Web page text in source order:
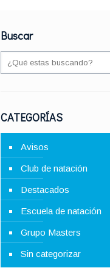
Buscar
CATEGORÍAS
Avisos
Club de natación
Destacados
Escuela de natación
Grupo Masters
Sin categorizar